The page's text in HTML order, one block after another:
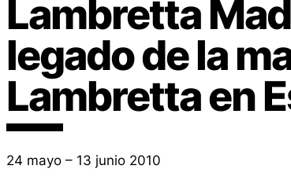
Lambretta
legado de la
Lambretta en
24 mayo – 13 junio 2010